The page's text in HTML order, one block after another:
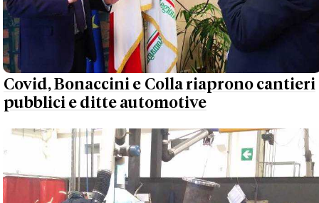
Covid, Bonaccini e Colla riaprono cantieri
pubblici e ditte automotive